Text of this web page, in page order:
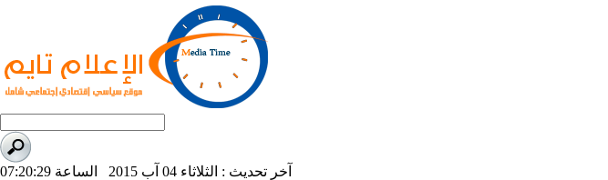
آخر تحديث : الثلاثاء 04 آب 2015 الساعة 07:20:29